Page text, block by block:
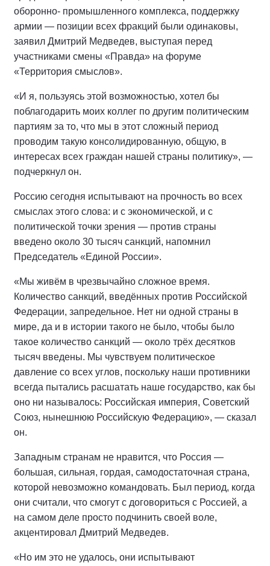
оборонно- промышленного комплекса, поддержку
армии — позиции всех фракций были одинаковы,
заявил Дмитрий Медведев, выступая перед
участниками смены «Правда» на форуме
«Территория смыслов».
«И я, пользуясь этой возможностью, хотел бы
поблагодарить моих коллег по другим политическим
партиям за то, что мы в этот сложный период
проводим такую консолидированную, общую, в
интересах всех граждан нашей страны политику», —
подчеркнул он.
Россию сегодня испытывают на прочность во всех
смыслах этого слова: и с экономической, и с
политической точки зрения — против страны
введено около 30 тысяч санкций, напомнил
Председатель «Единой России».
«Мы живём в чрезвычайно сложное время.
Количество санкций, введённых против Российской
Федерации, запредельное. Нет ни одной страны в
мире, да и в истории такого не было, чтобы было
такое количество санкций — около трёх десятков
тысяч введены. Мы чувствуем политическое
давление со всех углов, поскольку наши противники
всегда пытались расшатать наше государство, как бы
оно ни называлось: Российская империя, Советский
Союз, нынешнюю Российскую Федерацию», — сказал
он.
Западным странам не нравится, что Россия —
большая, сильная, гордая, самодостаточная страна,
которой невозможно командовать. Был период, когда
они считали, что смогут с договориться с Россией, а
на самом деле просто подчинить своей воле,
акцентировал Дмитрий Медведев.
«Но им это не удалось, они испытывают